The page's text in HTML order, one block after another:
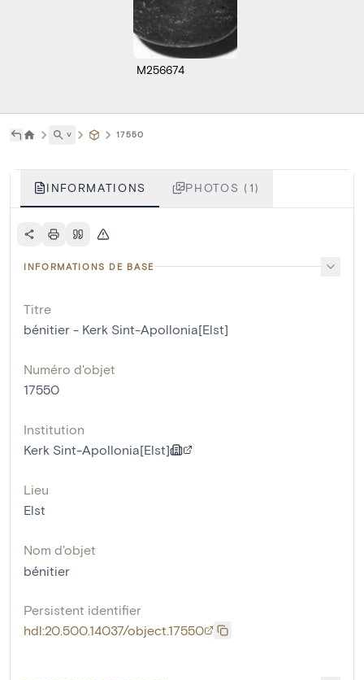
M256674
˅ 17550
INFORMATIONS PHOTOS (1)
INFORMATIONS DE BASE
Titre
bénitier - Kerk Sint-Apollonia[Elst]
Numéro d'objet
17550
Institution
Kerk Sint-Apollonia[Elst]
Lieu
Elst
Nom d'objet
bénitier
Persistent identifier
hdl:20.500.14037/object.17550